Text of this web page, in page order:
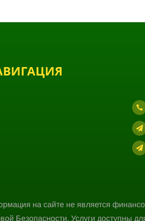



на сайте не является
Безопасности. Услуги доступны